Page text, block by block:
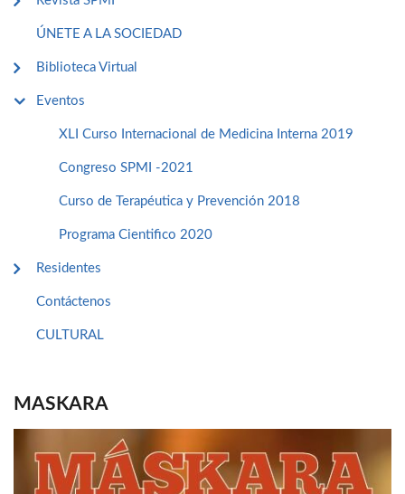
ÚNETE A LA SOCIEDAD
Biblioteca Virtual
Eventos
XLI Curso Internacional de Medicina Interna 2019
Congreso SPMI -2021
Curso de Terapéutica y Prevención 2018
Programa Cientifico 2020
Residentes
Contáctenos
CULTURAL
MASKARA